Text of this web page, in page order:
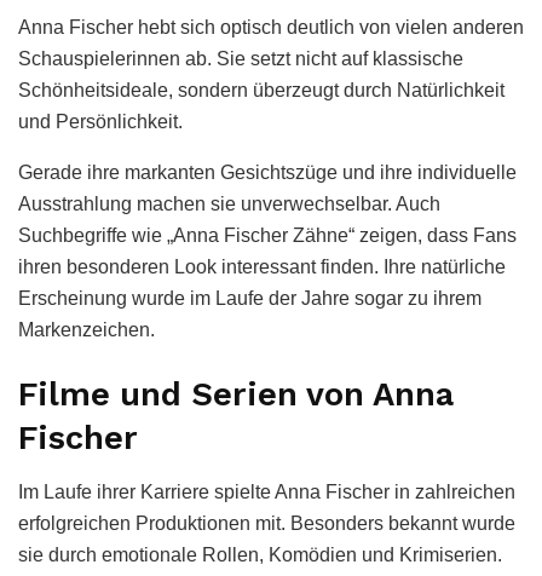
Anna Fischer hebt sich optisch deutlich von vielen anderen
Schauspielerinnen ab. Sie setzt nicht auf klassische
Schönheitsideale, sondern überzeugt durch Natürlichkeit
und Persönlichkeit.
Gerade ihre markanten Gesichtszüge und ihre individuelle
Ausstrahlung machen sie unverwechselbar. Auch
Suchbegriffe wie „Anna Fischer Zähne“ zeigen, dass Fans
ihren besonderen Look interessant finden. Ihre natürliche
Erscheinung wurde im Laufe der Jahre sogar zu ihrem
Markenzeichen.
Filme und Serien von Anna
Fischer
Im Laufe ihrer Karriere spielte Anna Fischer in zahlreichen
erfolgreichen Produktionen mit. Besonders bekannt wurde
sie durch emotionale Rollen, Komödien und Krimiserien.